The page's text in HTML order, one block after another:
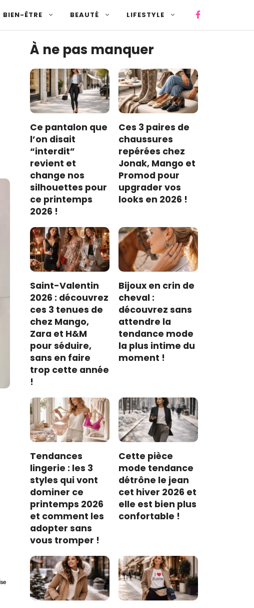
BIEN-ÊTRE BEAUTÉ LIFESTYLE
À ne pas manquer
Ce pantalon que
l’on disait
“interdit”
revient et
change nos
silhouettes pour
ce printemps
2026 !
Ces 3 paires de
chaussures
repérées chez
Jonak, Mango et
Promod pour
upgrader vos
looks en 2026 !
Saint-Valentin
2026 : découvrez
ces 3 tenues de
chez Mango,
Zara et H&M
pour séduire,
sans en faire
trop cette année
!
Bijoux en crin de
cheval :
découvrez sans
attendre la
tendance mode
la plus intime du
moment !
Tendances
lingerie : les 3
styles qui vont
dominer ce
printemps 2026
et comment les
adopter sans
vous tromper !
Cette pièce
mode tendance
détrône le jean
cet hiver 2026 et
elle est bien plus
confortable !